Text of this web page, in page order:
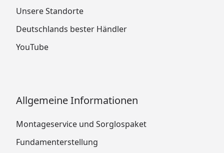
Unsere Standorte
Deutschlands bester Händler
YouTube
Allgemeine Informationen
Montageservice und Sorglospaket
Fundamenterstellung